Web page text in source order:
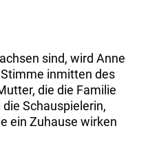
sind, wird Anne
inmitten des
die die Familie
Schauspielerin,
ein Zuhause wirken